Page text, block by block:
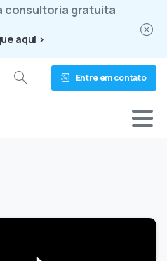
consultoria gratuita
aqui >
Entre em contato